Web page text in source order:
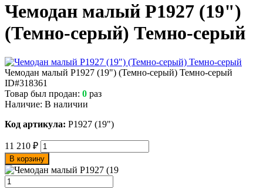
Чемодан малый Р1927 (19")
(Темно-серый) Темно-серый
Чемодан малый Р1927 (19") (Темно-серый) Темно-серый
ID#318361
Товар был продан: 0 раз
Наличие: В наличии
Код артикула: Р1927 (19")
11 210 ₽
В корзину